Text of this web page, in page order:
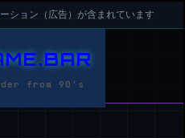
ション（広告）が含まれています